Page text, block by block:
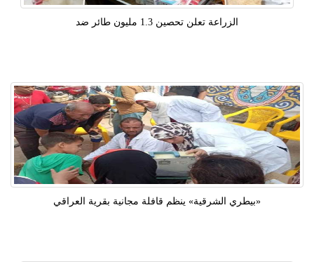
الزراعة تعلن تحصين 1.3 مليون طائر ضد
«بيطري الشرقية» ينظم قافلة مجانية بقرية العراقي